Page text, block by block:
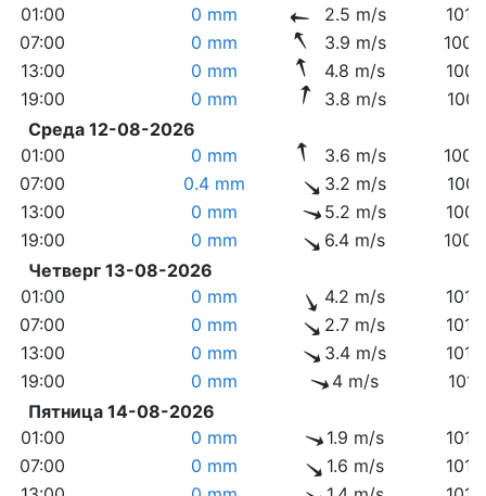
01:00
0 mm 2.5 m/s
07:00
0 mm 3.9 m/s
13:00
0 mm 4.8 m/s
19:00
0 mm 3.8 m/s
Среда 12-08-2026
01:00
0 mm 3.6 m/s
07:00
0.4 mm 3.2 m/s
13:00
0 mm 5.2 m/s
19:00
0 mm 6.4 m/s
Четверг 13-08-2026
01:00
0 mm 4.2 m/s
07:00
0 mm 2.7 m/s
13:00
0 mm 3.4 m/s
19:00
0 mm 4 m/s
Пятница 14-08-2026
01:00
0 mm 1.9 m/s
07:00
0 mm 1.6 m/s